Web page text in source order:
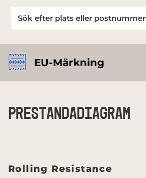
EU-Märkning
PRESTANDADIAGRAM
Rolling Resistance